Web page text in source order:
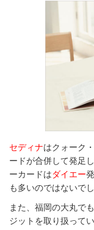
セディナはクォーク
ードが合併して発足
ーカードはダイエー
も多いのではないでし
また、福岡の大丸で
ジットを取り扱って